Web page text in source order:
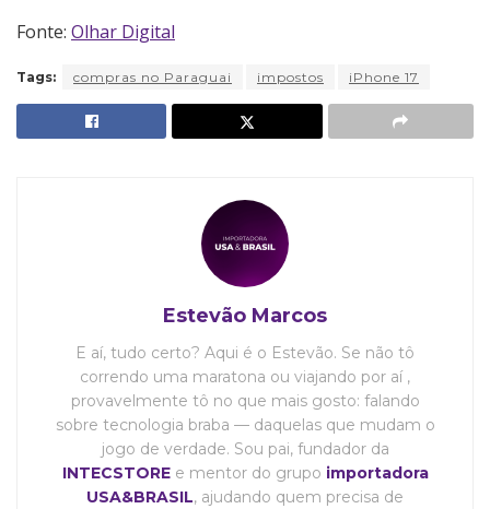
Fonte: Olhar Digital
Tags: compras no Paraguai impostos iPhone 17
Estevão Marcos
E aí, tudo certo? Aqui é o Estevão. Se não tô
correndo uma maratona ou viajando por aí ,
provavelmente tô no que mais gosto: falando
sobre tecnologia braba — daquelas que mudam o
jogo de verdade. Sou pai, fundador da
INTECSTOREe mentor do grupo importadora
USA&BRASIL, ajudando quem precisa de